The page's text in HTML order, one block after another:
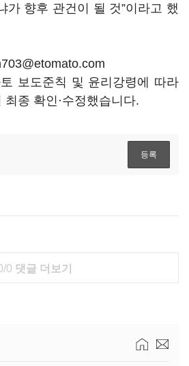
가 향후 관건이 될 것”이라고 했
보도준칙 및 윤리강령에 따라
종 확인·수정했습니다.
0 댓글 더보기